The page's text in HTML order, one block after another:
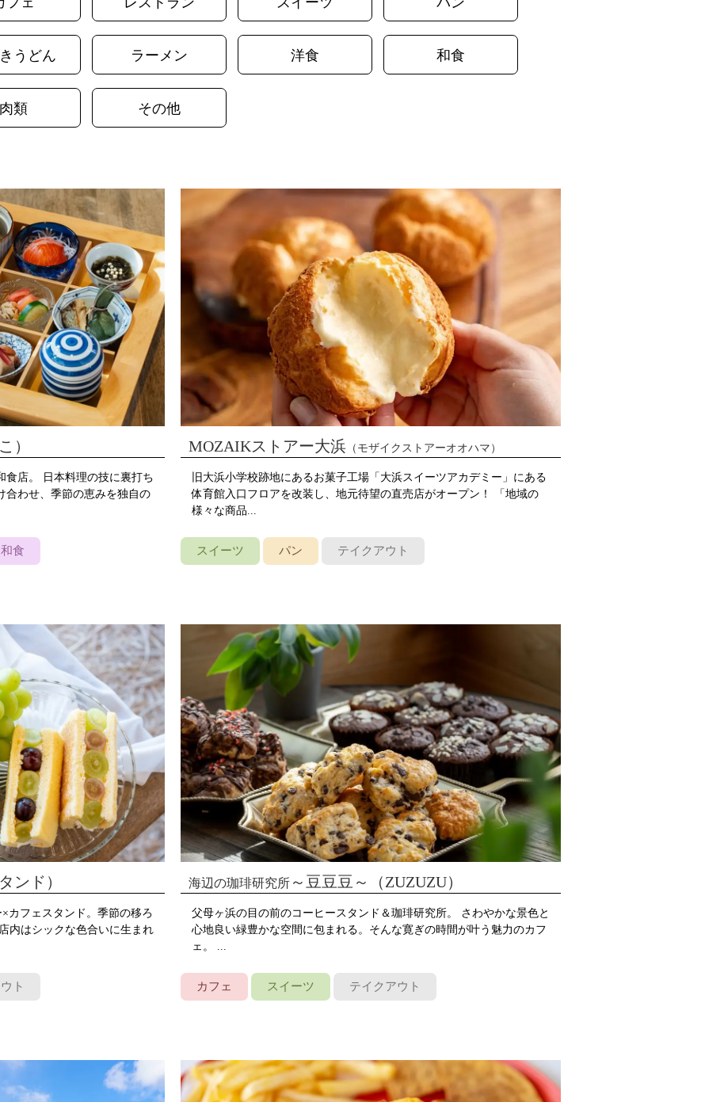
うどん ラーメン 洋食 和食
肉類 その他
）
食店。 日本料理の技に裏打ち
合わせ、季節の恵みを独自の
和食
MOZAIKストアー大浜 （モザイクストアーオオハマ）
旧大浜小学校跡地にあるお菓子工場「大浜スイーツアカデミー」にある
体育館入口フロアを改装し、地元待望の直売店がオープン！ 「地域の
様々な商品...
スイーツ パン テイクアウト
ンド）
カフェスタンド。季節の移ろ
内はシックな色合いに生まれ
ト
海辺の珈琲研究所 ～豆豆豆～（ZUZUZU）
父母ヶ浜の目の前のコーヒースタンド＆珈琲研究所。 さわやかな景色と
心地良い緑豊かな空間に包まれる。そんな寛ぎの時間が叶う魅力のカフ
ェ。 ...
カフェ スイーツ テイクアウト